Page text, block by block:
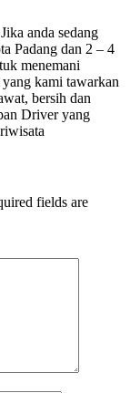
anda sedang
Padang dan 2 – 4
menemani
kami tawarkan
bersih dan
Driver yang
fields are